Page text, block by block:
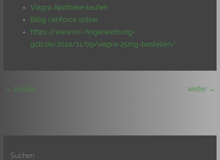
Viagra Apotheke kaufen
Billig cenforce online
https://www.xn--hngerwerbung-
gcb.de/2024/11/09/viagra-25mg-bestellen/
← zurück weiter →
Suchen